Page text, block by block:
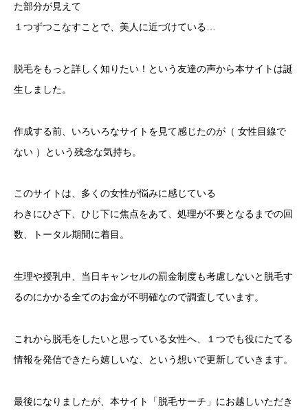
た部分が見えて
１つずつこなすことで、美人に近づけている…
脱毛をもっと詳しく知りたい！という友達の声から本サイトは誕
生しました。
作成する前、いろいろなサイトを見て感じたのが（ 女性目線で
ない ）という残念な気持ち。
このサイトは、多くの女性が悩みに感じている
わきにひざ下、ひじ下に焦点をあて、処理が不要となるまでの回
数、トータル期間に着目。
生理や授乳中、当日キャンセルの罰金制度も考慮しないと脱毛す
るのにかかる全てのお金が不明確なので調査しています。
これから脱毛をしたいと思っている女性へ、１つでも役にたてる
情報を発信できたら嬉しいな、という想いで更新していきます。
最後になりましたが、本サイト「脱毛サーチ」にお越しいただき